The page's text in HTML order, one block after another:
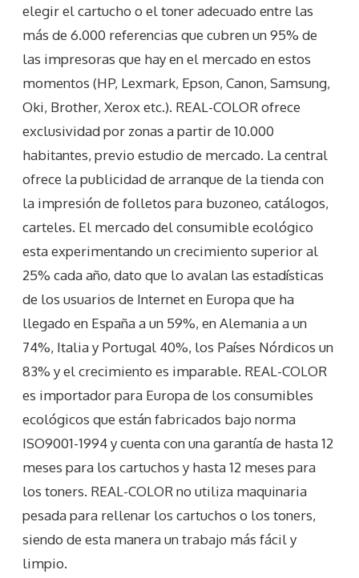
elegir el cartucho o el toner adecuado entre las
más de 6.000 referencias que cubren un 95% de
las impresoras que hay en el mercado en estos
momentos (HP, Lexmark, Epson, Canon, Samsung,
Oki, Brother, Xerox etc.). REAL-COLOR ofrece
exclusividad por zonas a partir de 10.000
habitantes, previo estudio de mercado. La central
ofrece la publicidad de arranque de la tienda con
la impresión de folletos para buzoneo, catálogos,
carteles. El mercado del consumible ecológico
esta experimentando un crecimiento superior al
25% cada año, dato que lo avalan las estadísticas
de los usuarios de Internet en Europa que ha
llegado en España a un 59%, en Alemania a un
74%, Italia y Portugal 40%, los Países Nórdicos un
83% y el crecimiento es imparable. REAL-COLOR
es importador para Europa de los consumibles
ecológicos que están fabricados bajo norma
ISO9001-1994 y cuenta con una garantía de hasta 12
meses para los cartuchos y hasta 12 meses para
los toners. REAL-COLOR no utiliza maquinaria
pesada para rellenar los cartuchos o los toners,
siendo de esta manera un trabajo más fácil y
limpio.